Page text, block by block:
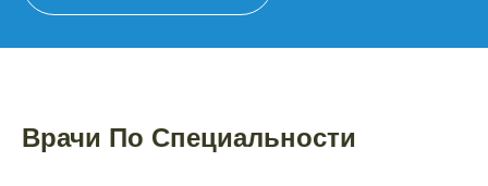
Врачи По Специальности